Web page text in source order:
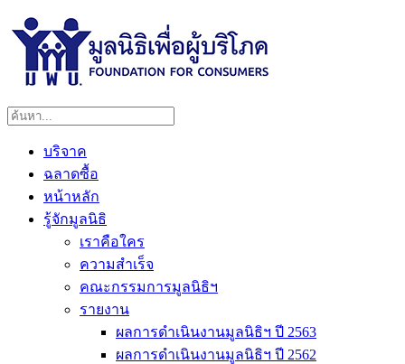
บริจาค
ฉลาดซื้อ
หน้าหลัก
รู้จักมูลนิธิ
เราคือใคร
ความสำเร็จ
คณะกรรมการมูลนิธิฯ
รายงาน
ผลการดำเนินงานมูลนิธิฯ ปี 2563
ผลการดำเนินงานมูลนิธิฯ ปี 2562